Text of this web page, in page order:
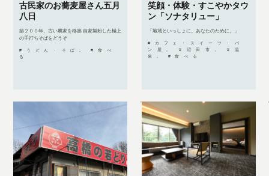
古民家のお蕎麦屋さん五月
八日
築２００年、古い農家を移築 自家製粉した極上
の手打ちそばをどうぞ
#うどん・そば, #食べ
る
笑顔・体験・すこやかタウ
ン「ソナタリュー」
「地域といっしょに。あなたのために。」
#カフェ・スイーツ・パ
ン屋, #沼田市, #温
泉, #食べる